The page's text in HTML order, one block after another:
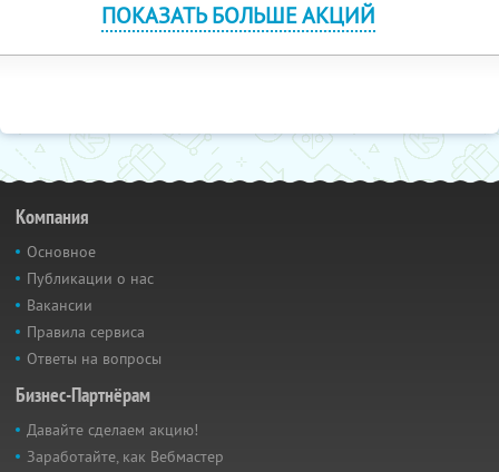
ПОКАЗАТЬ БОЛЬШЕ АКЦИЙ
Компания
Основное
Публикации о нас
Вакансии
Правила сервиса
Ответы на вопросы
Бизнес-Партнёрам
Давайте сделаем акцию!
Заработайте, как Вебмастер